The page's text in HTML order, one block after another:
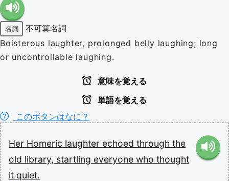
名詞
不可算名詞
Boisterous laughter, prolonged belly laughing; long
or uncontrollable laughing.
意味を覚える
単語を覚える
このボタンはなに？
Her Homeric laughter echoed through the
old library, startling everyone who thought
it quiet.